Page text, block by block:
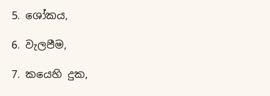
ශෝකය,
වැලපීම,
කයෙහි දුක,